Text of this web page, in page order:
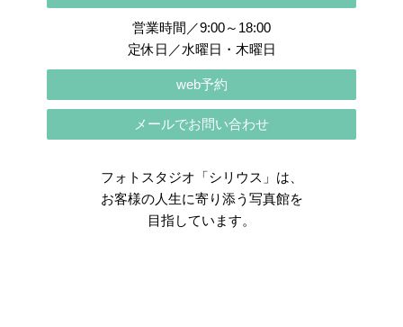
営業時間／9:00～18:00
定休日／水曜日・木曜日
web予約
メールでお問い合わせ
フォトスタジオ「シリウス」は、
お客様の人生に寄り添う写真館を
目指しています。